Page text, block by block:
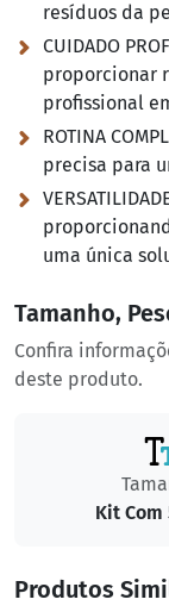
resíduos da
CUIDADO
proporcionar
profissional
ROTINA
precisa para
uma única
Tamanho,
Confira
deste produto.
Kit Com
Produtos